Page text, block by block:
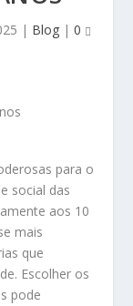
| Blog | 0
para o
social das
aos 10
mais
que
Escolher os
pode